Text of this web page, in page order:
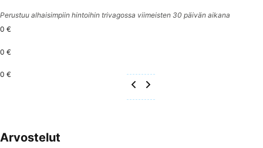
Perustuu alhaisimpiin hintoihin trivagossa viimeisten 30 päivän aikana
0 €
0 €
0 €
Arvostelut